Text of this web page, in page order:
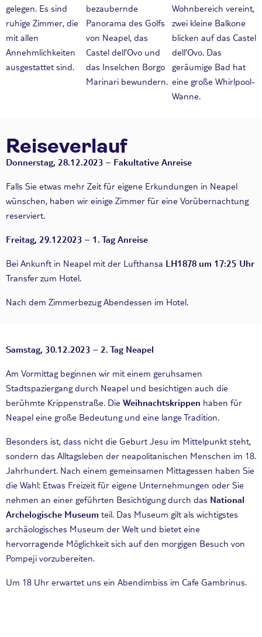
gelegen. Es sind
ruhige Zimmer, die
mit allen
Annehmlichkeiten
ausgestattet sind.
bezaubernde
Panorama des Golfs
von Neapel, das
Castel dell’Ovo und
das Inselchen Borgo
Marinari bewundern.
Wohnbereich vereint,
zwei kleine Balkone
blicken auf das Castel
dell’Ovo. Das
geräumige Bad hat
eine große Whirlpool-
Wanne.
Reiseverlauf
Donnerstag, 28.12.2023 – Fakultative Anreise
Falls Sie etwas mehr Zeit für eigene Erkundungen in Neapel
wünschen, haben wir einige Zimmer für eine Vorübernachtung
reserviert.
Freitag, 29.122023 – 1. Tag Anreise
Bei Ankunft in Neapel mit der Lufthansa LH1878 um 17:25 Uhr
Transfer zum Hotel.
Nach dem Zimmerbezug Abendessen im Hotel.
Samstag, 30.12.2023 – 2. Tag Neapel
Am Vormittag beginnen wir mit einem geruhsamen
Stadtspaziergang durch Neapel und besichtigen auch die
berühmte Krippenstraße. Die Weihnachtskrippen haben für
Neapel eine große Bedeutung und eine lange Tradition.
Besonders ist, dass nicht die Geburt Jesu im Mittelpunkt steht,
sondern das Alltagsleben der neapolitanischen Menschen im 18.
Jahrhundert. Nach einem gemeinsamen Mittagessen haben Sie
die Wahl: Etwas Freizeit für eigene Unternehmungen oder Sie
nehmen an einer geführten Besichtigung durch das National
Archelogische Museum teil. Das Museum gilt als wichtigstes
archäologisches Museum der Welt und bietet eine
hervorragende Möglichkeit sich auf den morgigen Besuch von
Pompeji vorzubereiten.
Um 18 Uhr erwartet uns ein Abendimbiss im Cafe Gambrinus.